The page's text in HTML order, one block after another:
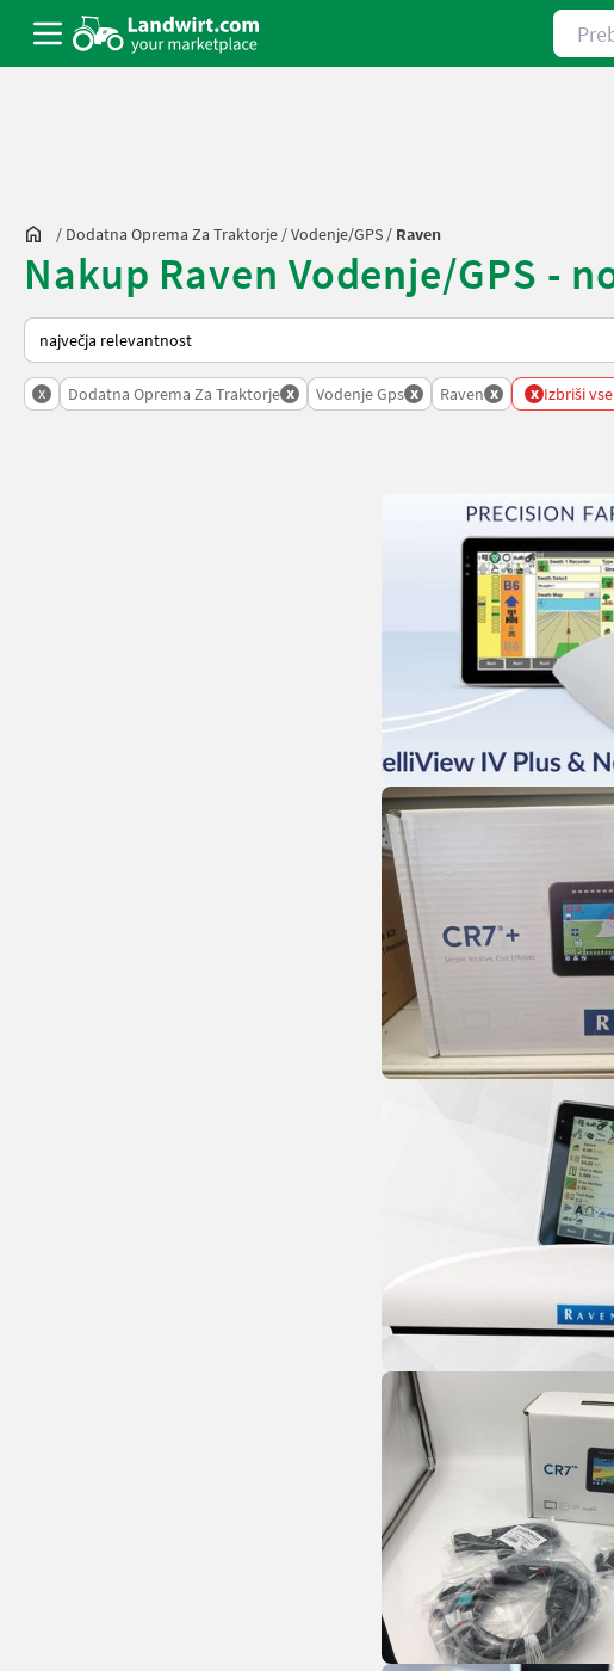
/ Dodatna Oprema Za Traktorje /Vodenje/GPS / Raven
Nakup Raven Vodenje/GPS -
Tako je razvrščeno na Landwirt.com
x Dodatna Oprema Za Traktorje x Vodenje Gps x Raven x x Izbriši